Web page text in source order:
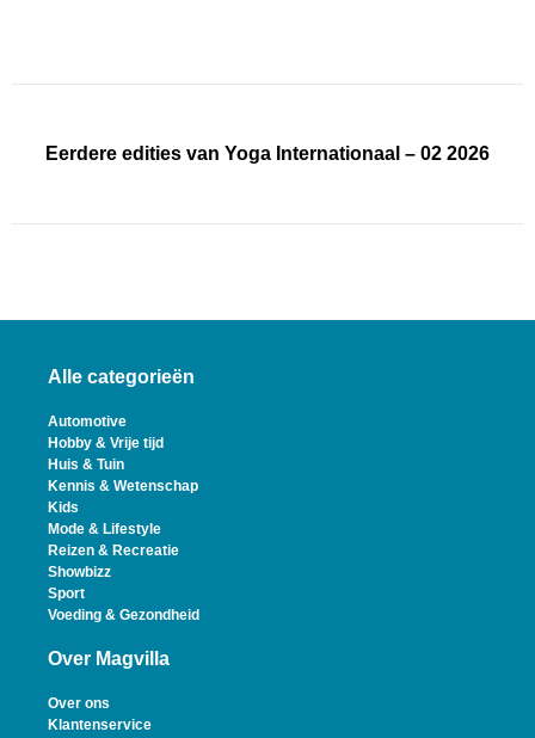
Eerdere edities van Yoga Internationaal – 02 2026
Alle categorieën
Automotive
Hobby & Vrije tijd
Huis & Tuin
Kennis & Wetenschap
Kids
Mode & Lifestyle
Reizen & Recreatie
Showbizz
Sport
Voeding & Gezondheid
Over Magvilla
Over ons
Klantenservice